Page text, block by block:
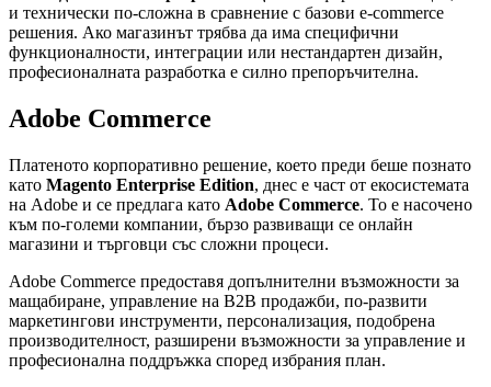
и технически по-сложна в сравнение с базови e-commerce
решения. Ако магазинът трябва да има специфични
функционалности, интеграции или нестандартен дизайн,
професионалната разработка е силно препоръчителна.
Adobe Commerce
Платеното корпоративно решение, което преди беше познато
като Magento Enterprise Edition, днес е част от екосистемата
на Adobe и се предлага като Adobe Commerce. То е насочено
към по-големи компании, бързо развиващи се онлайн
магазини и търговци със сложни процеси.
Adobe Commerce предоставя допълнителни възможности за
мащабиране, управление на B2B продажби, по-развити
маркетингови инструменти, персонализация, подобрена
производителност, разширени възможности за управление и
професионална поддръжка според избрания план.